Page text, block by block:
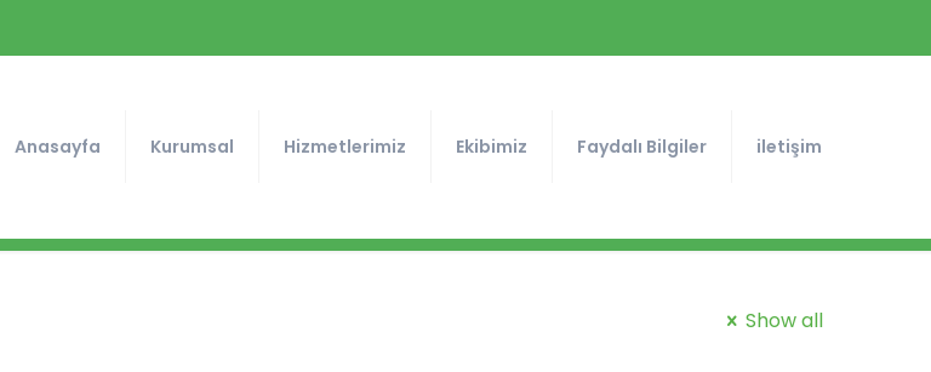
Anasayfa Kurumsal Hizmetlerimiz Ekibimiz Faydalı Bilgiler iletişim
Show all